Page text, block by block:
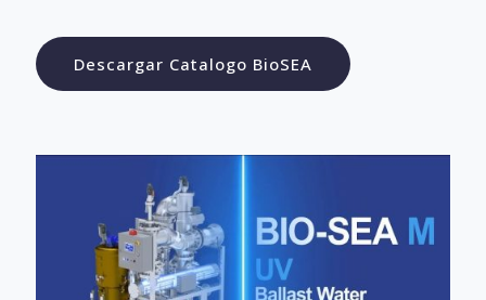
Descargar Catalogo BioSEA